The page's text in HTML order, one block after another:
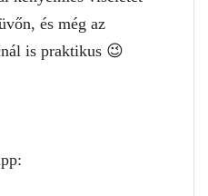
és még az
is praktikus 😉